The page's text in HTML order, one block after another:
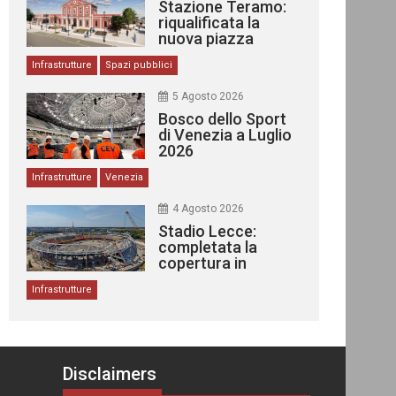
Stazione Teramo:
riqualificata la
nuova piazza
urbana
Infrastrutture Spazi pubblici
5 Agosto 2026
Bosco dello Sport
di Venezia a Luglio
2026
Infrastrutture Venezia
4 Agosto 2026
Stadio Lecce:
completata la
copertura in
Infrastrutture
Disclaimers